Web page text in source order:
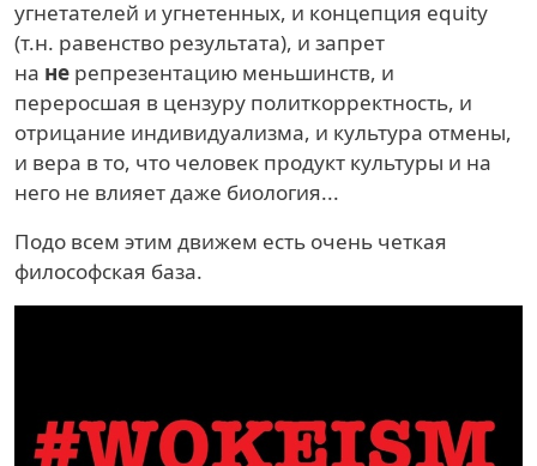
угнетателей и угнетенных, и концепция equity
(т.н. равенство результата), и запрет
на не репрезентацию меньшинств, и
переросшая в цензуру политкорректность, и
отрицание индивидуализма, и культура отмены,
и вера в то, что человек продукт культуры и на
него не влияет даже биология...
Подо всем этим движем есть очень четкая
философская база.